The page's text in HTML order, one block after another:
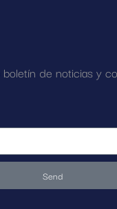
de noticias y
Send